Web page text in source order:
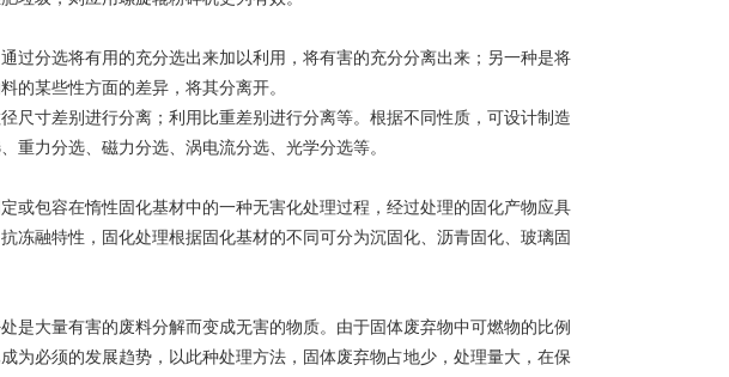
过分选将有用的充分选出来加以利用，将有害的充分分离出来；另一种是将
的某些性方面的差异，将其分离开。
尺寸差别进行分离；利用比重差别进行分离等。根据不同性质，可设计制造
重力分选、磁力分选、涡电流分选、光学分选等。
或包容在惰性固化基材中的一种无害化处理过程，经过处理的固化产物应具
冻融特性，固化处理根据固化基材的不同可分为沉固化、沥青固化、玻璃固
是大量有害的废料分解而变成无害的物质。由于固体废弃物中可燃物的比例
为必须的发展趋势，以此种处理方法，固体废弃物占地少，处理量大，在保